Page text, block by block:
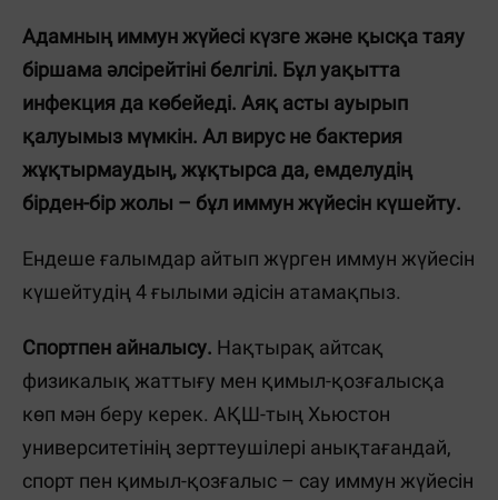
Адамның иммун жүйесі күзге және қысқа таяу
біршама әлсірейтіні белгілі. Бұл уақытта
инфекция да көбейеді. Аяқ асты ауырып
қалуымыз мүмкін. Ал вирус не бактерия
жұқтырмаудың, жұқтырса да, емделудің
бірден-бір жолы – бұл иммун жүйесін күшейту.
Ендеше ғалымдар айтып жүрген иммун жүйесін
күшейтудің 4 ғылыми әдісін атамақпыз.
Спортпен айналысу. Нақтырақ айтсақ
физикалық жаттығу мен қимыл-қозғалысқа
көп мән беру керек. АҚШ-тың Хьюстон
университетінің зерттеушілері анықтағандай,
спорт пен қимыл-қозғалыс – сау иммун жүйесін